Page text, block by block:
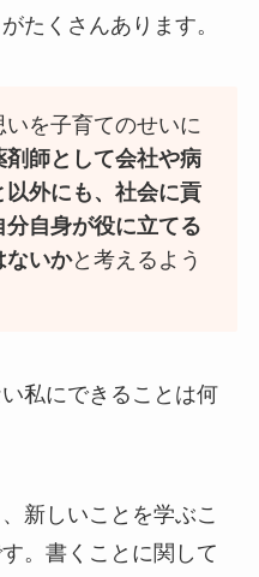
たくさんあります。
を子育てのせいに
剤師として会社や病
以外にも、社会に貢
自身が役に立てる
ないかと考えるよう
私にできることは何
新しいことを学ぶこ
。書くことに関して